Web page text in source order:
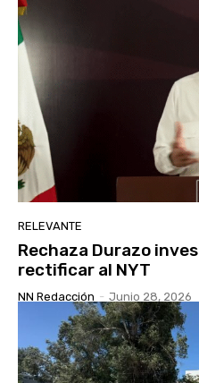
RELEVANTE
Rechaza Durazo
rectificar al NYT
NN Redacción - Junio 28, 2026